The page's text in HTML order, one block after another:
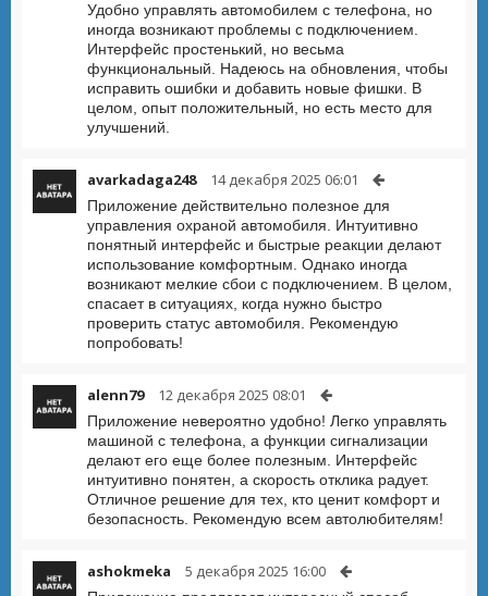
Удобно управлять автомобилем с телефона, но
иногда возникают проблемы с подключением.
Интерфейс простенький, но весьма
функциональный. Надеюсь на обновления, чтобы
исправить ошибки и добавить новые фишки. В
целом, опыт положительный, но есть место для
улучшений.
avarkadaga248 14 декабря 2025 06:01
Приложение действительно полезное для
управления охраной автомобиля. Интуитивно
понятный интерфейс и быстрые реакции делают
использование комфортным. Однако иногда
возникают мелкие сбои с подключением. В целом,
спасает в ситуациях, когда нужно быстро
проверить статус автомобиля. Рекомендую
попробовать!
alenn79 12 декабря 2025 08:01
Приложение невероятно удобно! Легко управлять
машиной с телефона, а функции сигнализации
делают его еще более полезным. Интерфейс
интуитивно понятен, а скорость отклика радует.
Отличное решение для тех, кто ценит комфорт и
безопасность. Рекомендую всем автолюбителям!
ashokmeka 5 декабря 2025 16:00